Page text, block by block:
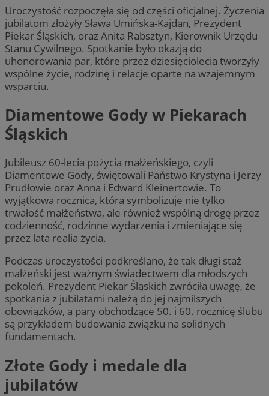
Uroczystość rozpoczęła się od części oficjalnej. Życzenia
jubilatom złożyły Sława Umińska-Kajdan, Prezydent
Piekar Śląskich, oraz Anita Rabsztyn, Kierownik Urzędu
Stanu Cywilnego. Spotkanie było okazją do
uhonorowania par, które przez dziesięciolecia tworzyły
wspólne życie, rodzinę i relacje oparte na wzajemnym
wsparciu.
Diamentowe Gody w Piekarach
Śląskich
Jubileusz 60-lecia pożycia małżeńskiego, czyli
Diamentowe Gody, świętowali Państwo Krystyna i Jerzy
Prudłowie oraz Anna i Edward Kleinertowie. To
wyjątkowa rocznica, która symbolizuje nie tylko
trwałość małżeństwa, ale również wspólną drogę przez
codzienność, rodzinne wydarzenia i zmieniające się
przez lata realia życia.
Podczas uroczystości podkreślano, że tak długi staż
małżeński jest ważnym świadectwem dla młodszych
pokoleń. Prezydent Piekar Śląskich zwróciła uwagę, że
spotkania z jubilatami należą do jej najmilszych
obowiązków, a pary obchodzące 50. i 60. rocznicę ślubu
są przykładem budowania związku na solidnych
fundamentach.
Złote Gody i medale dla
jubilatów